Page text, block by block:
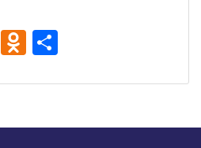
EmailOdnoklassniki